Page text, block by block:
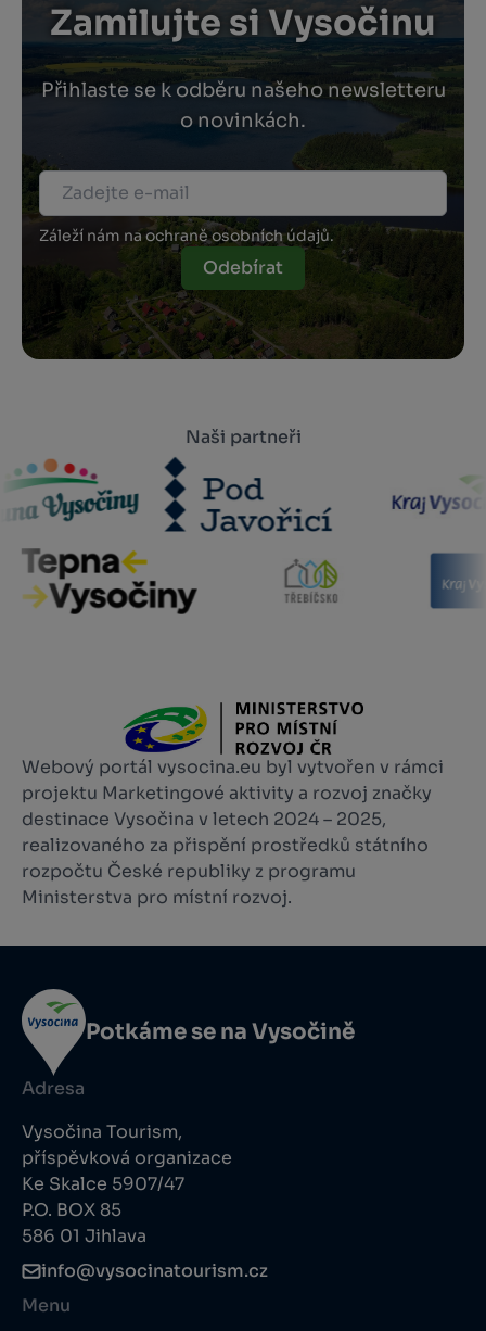
Zamilujte si Vysočinu
Přihlaste se k odběru našeho newsletteru
o novinkách.
Záleží nám na ochraně osobních údajů.
Odebírat
Naši partneři
Webový portál vysocina.eu byl vytvořen v rámci
projektu Marketingové aktivity a rozvoj značky
destinace Vysočina v letech 2024 – 2025,
realizovaného za přispění prostředků státního
rozpočtu České republiky z programu
Ministerstva pro místní rozvoj.
Potkáme se na Vysočině
Adresa
Vysočina Tourism,
příspěvková organizace
Ke Skalce 5907/47
P.O. BOX 85
586 01 Jihlava
info@vysocinatourism.cz
Menu